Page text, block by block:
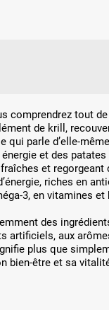
comprendrez tout
de krill,
qui parle d’elle-
et des
et
riches en
3, en vitamines et
des
artificiels, aux
plus que
bien-être et sa